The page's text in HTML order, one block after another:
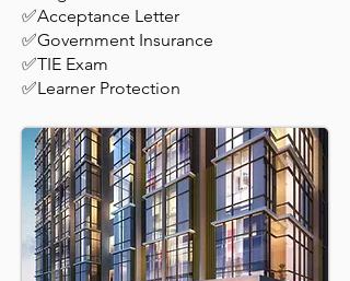
✅Acceptance Letter
✅Government Insurance
✅TIE Exam
✅Learner Protection